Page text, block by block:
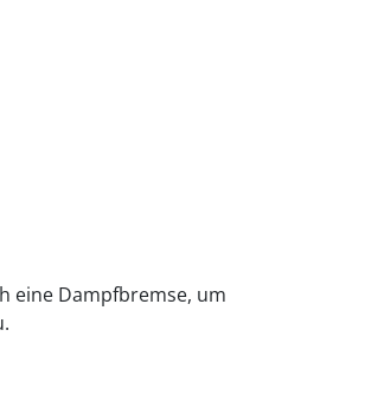
eine Dampfbremse, um